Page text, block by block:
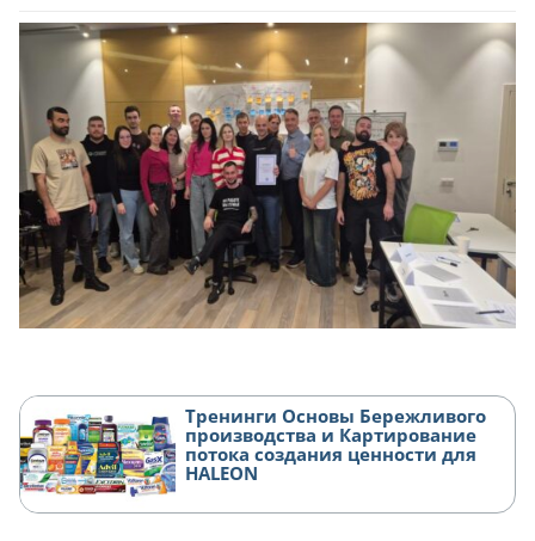
Тренинги Основы Бережливого
производства и Картирование
потока создания ценности для
HALEON